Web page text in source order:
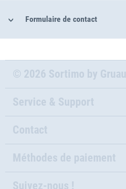
Formulaire de contact
© 2026 Sortimo by Gruau
Service & Support
Contact
Méthodes de paiement
Suivez-nous !